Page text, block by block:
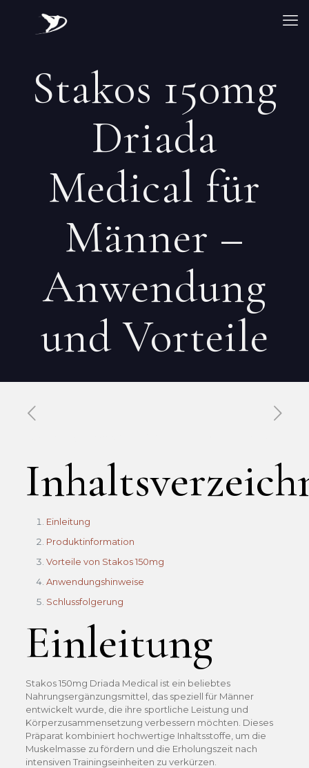
Stakos 150mg
Driada
Medical für
Männer –
Anwendung
und Vorteile
Einleitung
Produktinformation
Vorteile von Stakos 150mg
Anwendungshinweise
Schlussfolgerung
Einleitung
Stakos 150mg Driada Medical ist ein beliebtes
Nahrungsergänzungsmittel, das speziell für Männer
entwickelt wurde, die ihre sportliche Leistung und
Körperzusammensetzung verbessern möchten. Dieses
Präparat kombiniert hochwertige Inhaltsstoffe, um die
Muskelmasse zu fördern und die Erholungszeit nach
intensiven Trainingseinheiten zu verkürzen.